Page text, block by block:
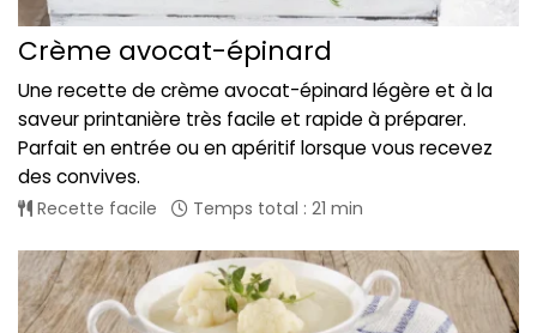
Crème avocat-épinard
Une recette de crème avocat-épinard légère et à la
saveur printanière très facile et rapide à préparer.
Parfait en entrée ou en apéritif lorsque vous recevez
des convives.
Recette facile Temps total : 21 min